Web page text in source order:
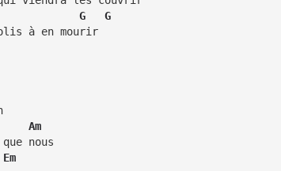
G   G
à en mourir
Am
nous
Em